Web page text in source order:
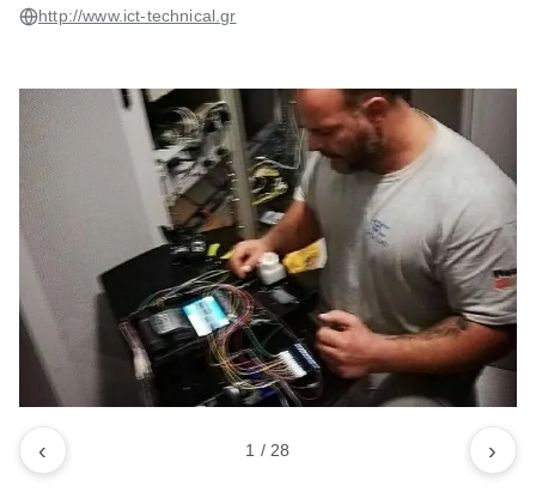
http://www.ict-technical.gr
‹ 1 / 28 ›